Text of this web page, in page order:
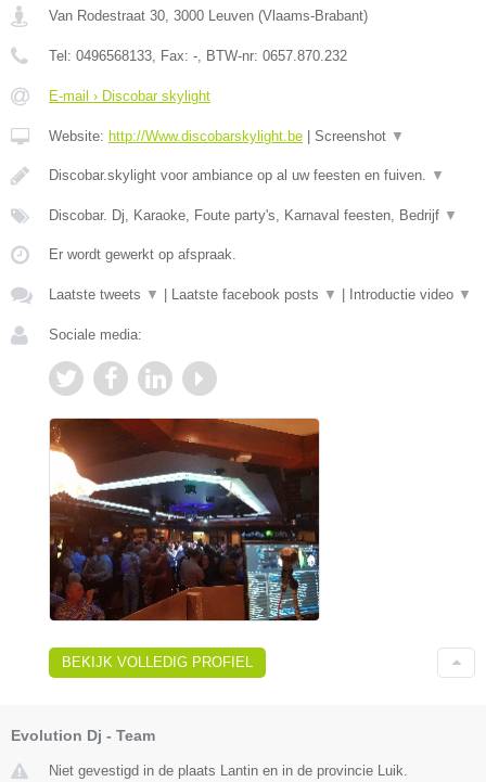
Van Rodestraat 30, 3000 Leuven (Vlaams-Brabant)
Tel: 0496568133, Fax: -, BTW-nr: 0657.870.232
E-mail › Discobar skylight
Website: http://Www.discobarskylight.be Screenshot ▼
Discobar.skylight voor ambiance op al uw feesten en fuiven. ▼
Discobar. Dj, Karaoke, Foute party's, Karnaval feesten, Bedrijf ▼
Er wordt gewerkt op afspraak.
Laatste tweets ▼ Laatste facebook posts ▼ Introductie video ▼
Sociale media:
BEKIJK VOLLEDIG PROFIEL
Evolution Dj - Team
Niet gevestigd in de plaats Lantin en in de provincie Luik.